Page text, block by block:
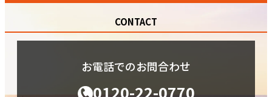
CONTACT
お電話でのお問合わせ
0120-22-0770